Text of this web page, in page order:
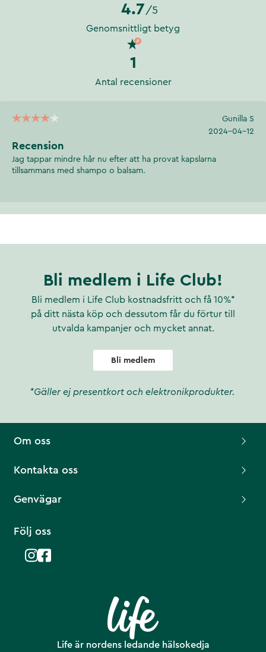
4.7 /5
Genomsnittligt betyg
1
Antal recensioner
Gunilla S
2024-04-12
Recension
Jag tappar mindre hår nu efter att ha provat kapslarna
tillsammans med shampo o balsam.
Bli medlem i Life Club!
Bli medlem i Life Club kostnadsfritt och få 10%*
på ditt nästa köp och dessutom får du förtur till
utvalda kampanjer och mycket annat.
Bli medlem
*Gäller ej presentkort och elektronikprodukter.
Life är nordens ledande hälsokedja
Om oss
Kontakta oss
Genvägar
Följ oss